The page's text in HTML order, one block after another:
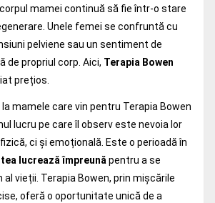
mamei continuă să fie într-o stare
Unele femei se confruntă cu
pelviene sau un sentiment de
de propriul corp. Aici, Terapia Bowen
prețios.
mamele care vin pentru Terapia Bowen
lucru pe care îl observ este nevoia lor
ci și emoțională. Este o perioadă în
lucrează împreunăpentru a se
vieții. Terapia Bowen, prin mișcările
oferă o oportunitate unică de a